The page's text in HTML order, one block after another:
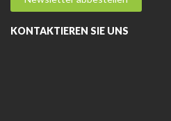
KONTAKTIEREN SIE UNS